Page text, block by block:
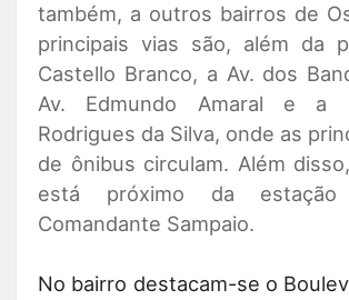
também, a outros bairros de
principais vias são, além da
Castello Branco, a Av. dos
Av. Edmundo Amaral e a
Rodrigues da Silva, onde as
de ônibus circulam. Além
está próximo da
Comandante Sampaio.
No bairro destacam-se o